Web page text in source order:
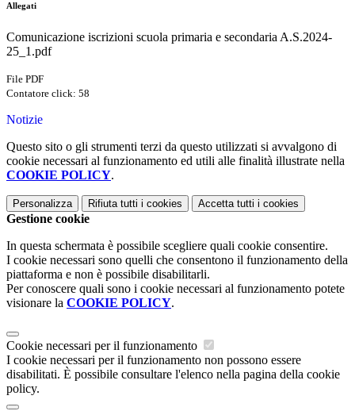
Allegati
Comunicazione iscrizioni scuola primaria e secondaria A.S.2024-
25_1.pdf
File PDF
Contatore click: 58
Notizie
Questo sito o gli strumenti terzi da questo utilizzati si avvalgono di
cookie necessari al funzionamento ed utili alle finalità illustrate nella
COOKIE POLICY.
Personalizza Rifiuta tutti i cookies Accetta tutti i cookies
Gestione cookie
In questa schermata è possibile scegliere quali cookie consentire.
I cookie necessari sono quelli che consentono il funzionamento della
piattaforma e non è possibile disabilitarli.
Per conoscere quali sono i cookie necessari al funzionamento potete
visionare la COOKIE POLICY.
Cookie necessari per il funzionamento
I cookie necessari per il funzionamento non possono essere
disabilitati. È possibile consultare l'elenco nella pagina della cookie
policy.